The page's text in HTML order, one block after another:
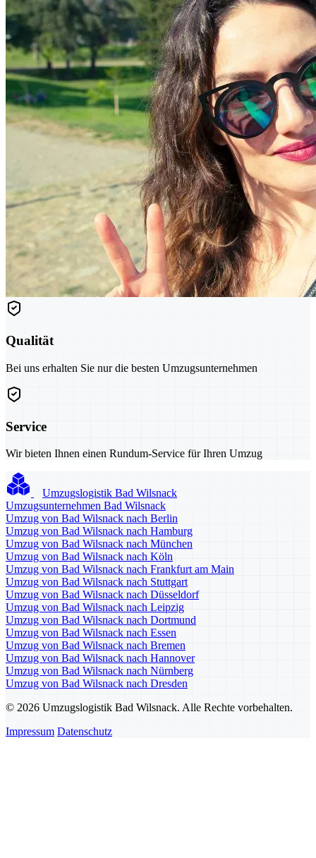
Qualität
Bei uns erhalten Sie nur die besten Umzugsunternehmen
Service
Wir bieten Ihnen einen Rundum-Service für Ihren Umzug
Umzugslogistik Bad Wilsnack
Umzugsunternehmen Bad Wilsnack
Umzug von Bad Wilsnack nach Berlin
Umzug von Bad Wilsnack nach Hamburg
Umzug von Bad Wilsnack nach München
Umzug von Bad Wilsnack nach Köln
Umzug von Bad Wilsnack nach Frankfurt am Main
Umzug von Bad Wilsnack nach Stuttgart
Umzug von Bad Wilsnack nach Düsseldorf
Umzug von Bad Wilsnack nach Leipzig
Umzug von Bad Wilsnack nach Dortmund
Umzug von Bad Wilsnack nach Essen
Umzug von Bad Wilsnack nach Bremen
Umzug von Bad Wilsnack nach Hannover
Umzug von Bad Wilsnack nach Nürnberg
Umzug von Bad Wilsnack nach Dresden
© 2026 Umzugslogistik Bad Wilsnack. Alle Rechte vorbehalten.
Impressum Datenschutz